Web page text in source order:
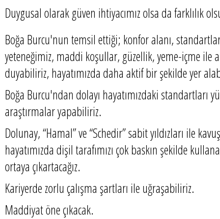
Duygusal olarak güven ihtiyacımız olsa da farklılık
Boğa Burcu'nun temsil ettiği; konfor alanı,
yeteneğimiz, maddi koşullar, güzellik, yeme-içme ile
duyabiliriz, hayatımızda daha aktif bir şekilde yer
Boğa Burcu'ndan dolayı hayatımızdaki standartları
araştırmalar yapabiliriz.
Dolunay, “Hamal” ve “Schedir” sabit yıldızları ile
hayatımızda dişil tarafımızı çok baskın şekilde
ortaya çıkartacağız.
Kariyerde zorlu çalışma şartları ile uğraşabiliriz.
Maddiyat öne çıkacak.